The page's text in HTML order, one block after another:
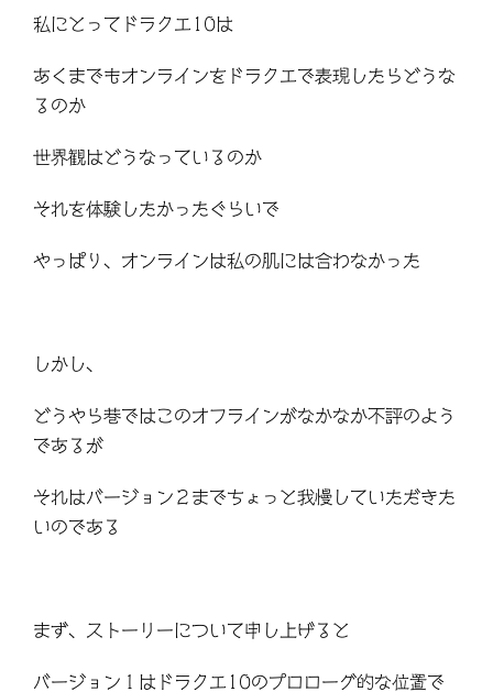
私にとってドラクエ10は
あくまでもオンラインをドラクエで表現したらどうな
るのか
世界観はどうなっているのか
それを体験したかったぐらいで
やっぱり、オンラインは私の肌には合わなかった
しかし、
どうやら巷ではこのオフラインがなかなか不評のよう
であるが
それはバージョン２までちょっと我慢していただきた
いのである
まず、ストーリーについて申し上げると
バージョン１はドラクエ10のプロローグ的な位置で